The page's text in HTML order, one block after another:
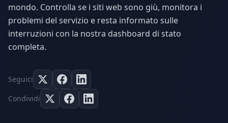
mondo. Controlla se i siti web sono giù, monitora i
problemi del servizio e resta informato sulle
interruzioni con la nostra dashboard di stato
completa.
Seguici
Condividi